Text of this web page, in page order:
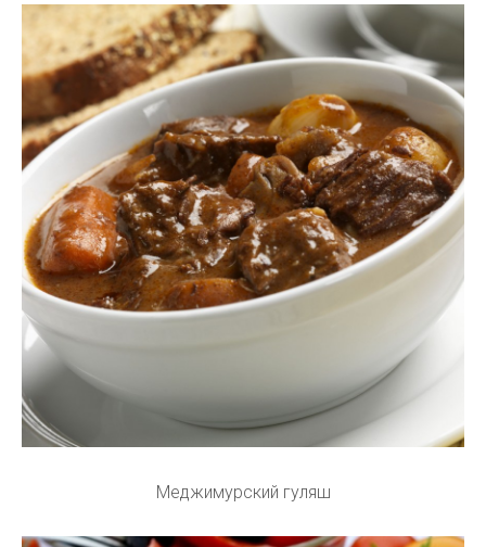
Меджимурский гуляш